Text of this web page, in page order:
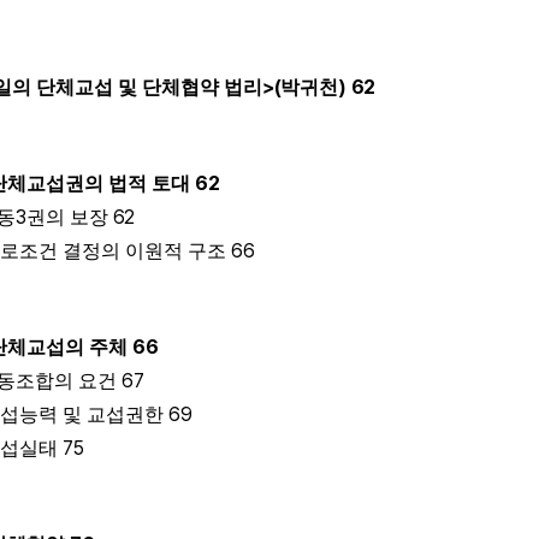
의 단체교섭 및 단체협약 법리 >(박귀천 ) 62
체교섭권의 법적 토대 62
3권의 보장 62
조건 결정의 이원적 구조 66
체교섭의 주체
66
조합의 요건 67
능력 및 교섭권한 69
실태 75